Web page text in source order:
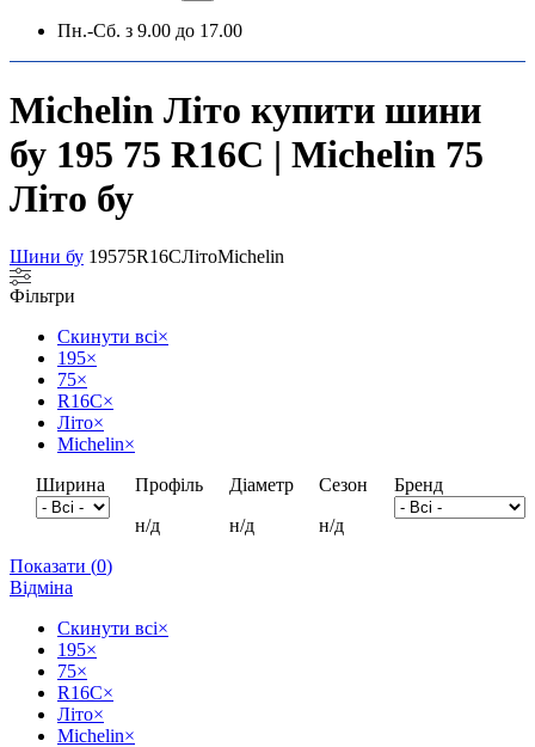
Пн.-Сб. з 9.00 до 17.00
Michelin Літо купити шини
бу 195 75 R16C | Michelin 75
Літо бу
Шини бу 19575R16CЛітоMichelin
Фільтри
Скинути всі×
195×
75×
R16C×
Літо×
Michelin×
Ширина
Профіль
н/д
Діаметр
н/д
Сезон
н/д
Бренд
Показати (0)
Відміна
Скинути всі×
195×
75×
R16C×
Літо×
Michelin×